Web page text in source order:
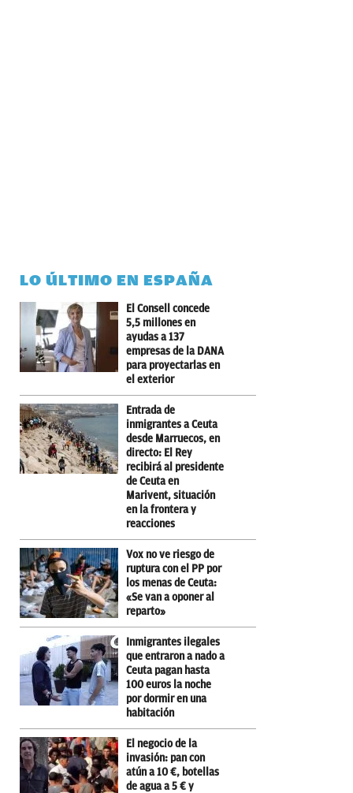
LO ÚLTIMO EN ESPAÑA
El Consell concede
5,5 millones en
ayudas a 137
empresas de la DANA
para proyectarlas en
el exterior
Entrada de
inmigrantes a Ceuta
desde Marruecos, en
directo: El Rey
recibirá al presidente
de Ceuta en
Marivent, situación
en la frontera y
reacciones
Vox no ve riesgo de
ruptura con el PP por
los menas de Ceuta:
«Se van a oponer al
reparto»
Inmigrantes ilegales
que entraron a nado a
Ceuta pagan hasta
100 euros la noche
por dormir en una
habitación
El negocio de la
invasión: pan con
atún a 10 €, botellas
de agua a 5 € y